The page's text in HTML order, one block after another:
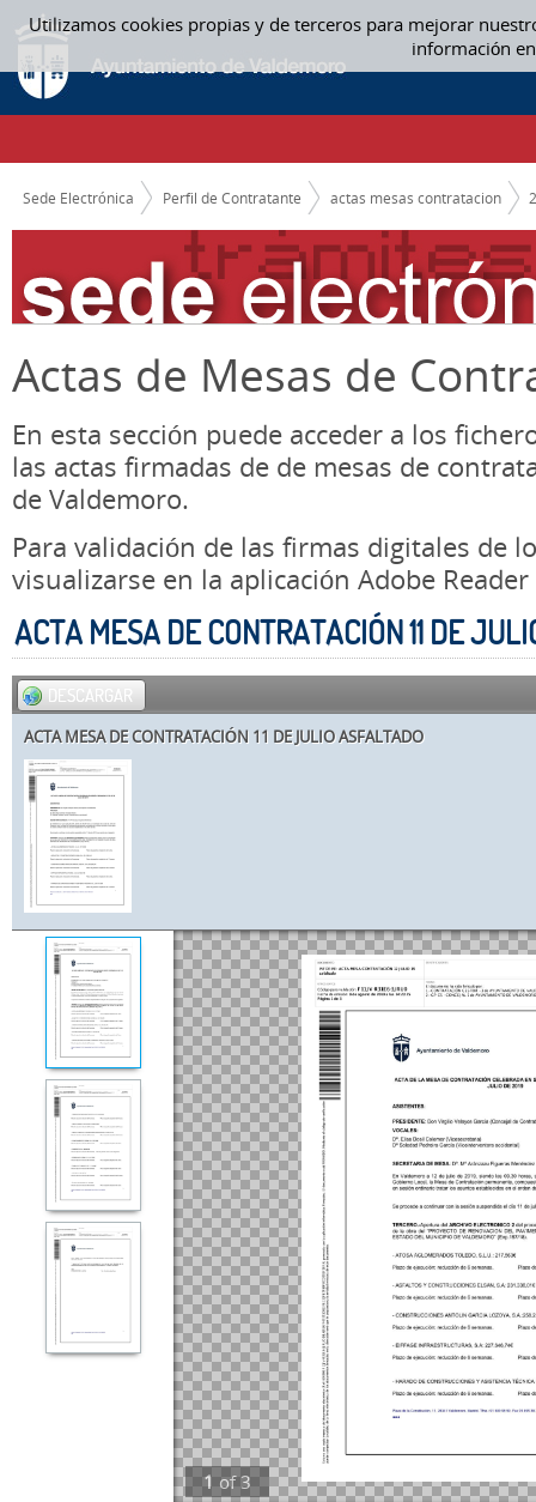
Utilizamos cookies propias y de terceros para mejorar
información
Saltar al contenido
ACTAS MESAS CONTRATACION
CAMINO DE MIGAS
Sede Electrónica Perfil de Contratante actas mesas contratacion
Actas de Mesas de
En esta sección puede acceder a los
las actas firmadas de de mesas de
de Valdemoro.
Para validación de las firmas digitales de
visualizarse en la aplicación Adobe Reader
ACTA MESA DE CONTRATACIÓN 11 DE
DESCARGAR
ACTA MESA DE CONTRATACIÓN 11 DE JULIO ASFALTADO
1 of3